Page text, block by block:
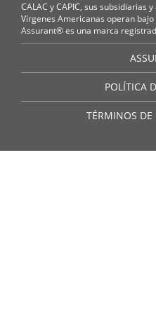
CALAC y CAPIC, sus subsidiarias
Vírgenes Americanas operan
Assurant® es una marca
POLÍTICA
TÉRMINOS DE